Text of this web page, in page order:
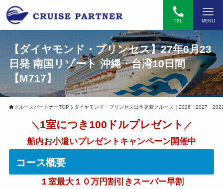
TEL MENU
【ダイヤモンド・プリンセス】27年6月23
日発 南国リゾート 沖縄・台湾10日間
【M717】
クルーズパートナーTOP ダイヤモンド・プリンセス日本発着クルーズ｜2026・2027・
＼ 1室につき100ドルプレゼント ／
船内お小遣いプレゼントキャンペーン開催中
コース概要
１室最大１０万円割引きスーパー早割